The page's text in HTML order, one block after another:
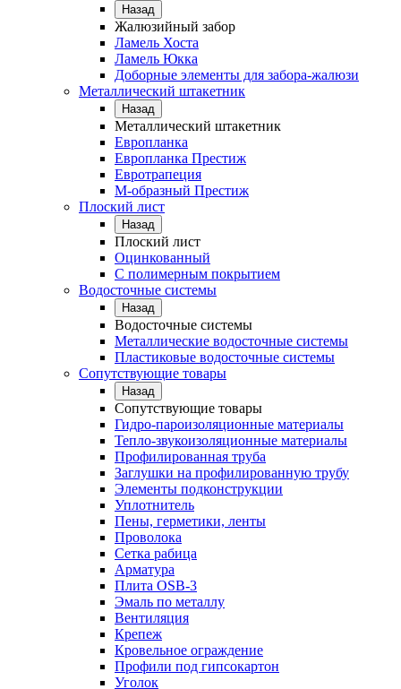
Назад
Жалюзийный забор
Ламель Хоста
Ламель Юкка
Доборные элементы для забора-жалюзи
Металлический штакетник
Назад
Металлический штакетник
Европланка
Европланка Престиж
Евротрапеция
М-образный Престиж
Плоский лист
Назад
Плоский лист
Оцинкованный
С полимерным покрытием
Водосточные системы
Назад
Водосточные системы
Металлические водосточные системы
Пластиковые водосточные системы
Сопутствующие товары
Назад
Сопутствующие товары
Гидро-пароизоляционные материалы
Тепло-звукоизоляционные материалы
Профилированная труба
Заглушки на профилированную трубу
Элементы подконструкции
Уплотнитель
Пены, герметики, ленты
Проволока
Сетка рабица
Арматура
Плита OSB-3
Эмаль по металлу
Вентиляция
Крепеж
Кровельное ограждение
Профили под гипсокартон
Уголок